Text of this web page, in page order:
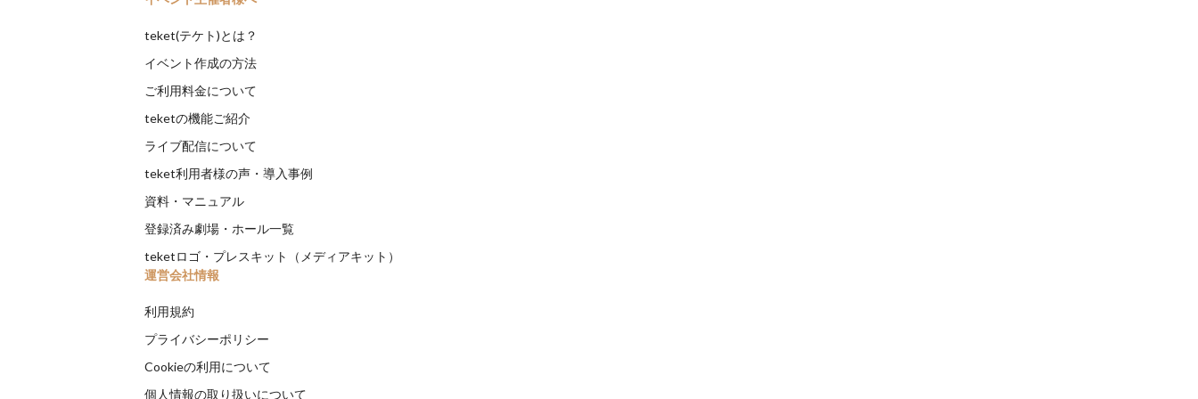
teket(テケト)とは？
イベント作成の方法
ご利用料金について
teketの機能ご紹介
ライブ配信について
teket利用者様の声・導入事例
資料・マニュアル
登録済み劇場・ホール一覧
teketロゴ・プレスキット（メディアキット）
運営会社情報
利用規約
プライバシーポリシー
Cookieの利用について
個人情報の取り扱いについて